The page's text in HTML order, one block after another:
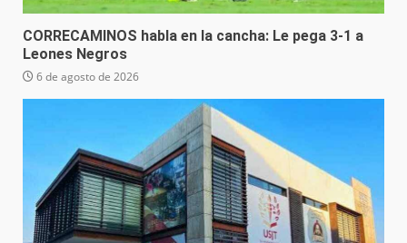
CORRECAMINOS habla en la cancha: Le pega 3-1 a
Leones Negros
6 de agosto de 2026